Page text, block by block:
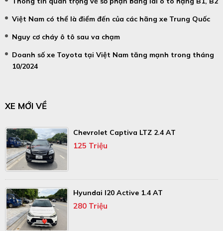
Việt Nam có thể là điểm đến của các hãng xe Trung Quốc
Nguy cơ cháy ô tô sau va chạm
Doanh số xe Toyota tại Việt Nam tăng mạnh trong tháng
10/2024
XE MỚI VỀ
Chevrolet Captiva LTZ 2.4 AT
125 Triệu
Hyundai I20 Active 1.4 AT
280 Triệu